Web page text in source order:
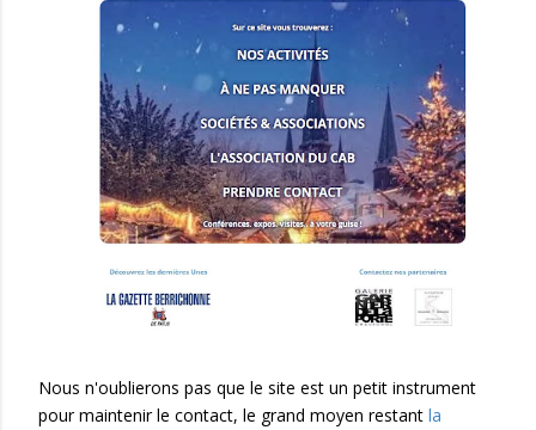
Nous n'oublierons pas que le site est un petit instrument
pour maintenir le contact, le grand moyen restant la